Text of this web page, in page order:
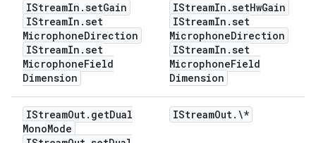
IStreamIn .setGain
IStreamIn .set
MicrophoneDirection
IStreamIn .set
MicrophoneField
Dimension
IStreamIn .setHwGain
IStreamIn .set
MicrophoneDirection
IStreamIn .set
MicrophoneField
Dimension
IStreamOut. getDual
MonoMode
IStreamOut. \*